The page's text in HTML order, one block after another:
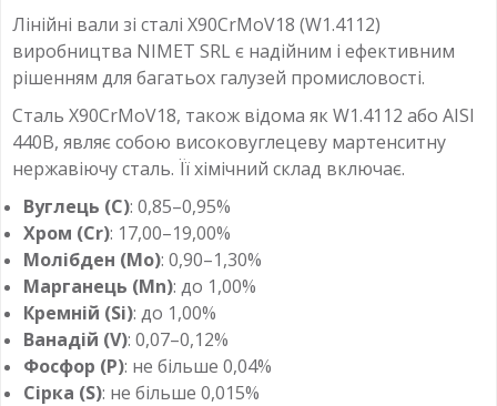
Лінійні вали зі сталі X90CrMoV18 (W1.4112)
виробництва NIMET SRL є надійним і ефективним
рішенням для багатьох галузей промисловості.
Сталь X90CrMoV18, також відома як W1.4112 або AISI
440B, являє собою високовуглецеву мартенситну
нержавіючу сталь. Її хімічний склад включає.
Вуглець (C): 0,85–0,95%
Хром (Cr): 17,00–19,00%
Молібден (Mo): 0,90–1,30%
Марганець (Mn): до 1,00%
Кремній (Si): до 1,00%
Ванадій (V): 0,07–0,12%
Фосфор (P): не більше 0,04%
Сірка (S): не більше 0,015%